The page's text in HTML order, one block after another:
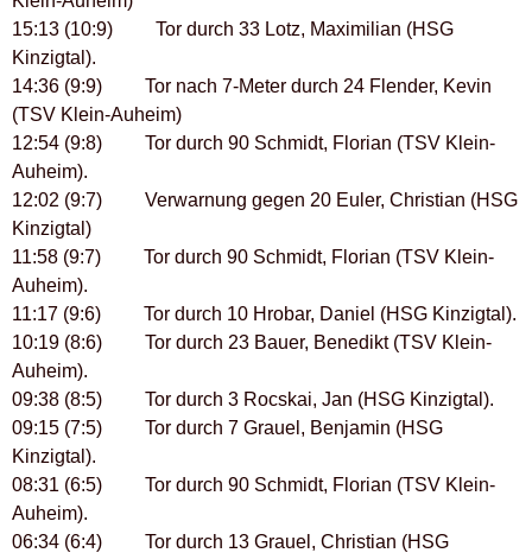
15:13 (10:9) Tor durch 33 Lotz, Maximilian (HSG
Kinzigtal).
14:36 (9:9) Tor nach 7-Meter durch 24 Flender, Kevin
(TSV Klein-Auheim)
12:54 (9:8) Tor durch 90 Schmidt, Florian (TSV Klein-
Auheim).
12:02 (9:7) Verwarnung gegen 20 Euler, Christian (HSG
Kinzigtal)
11:58 (9:7) Tor durch 90 Schmidt, Florian (TSV Klein-
Auheim).
11:17 (9:6) Tor durch 10 Hrobar, Daniel (HSG Kinzigtal).
10:19 (8:6) Tor durch 23 Bauer, Benedikt (TSV Klein-
Auheim).
09:38 (8:5) Tor durch 3 Rocskai, Jan (HSG Kinzigtal).
09:15 (7:5) Tor durch 7 Grauel, Benjamin (HSG
Kinzigtal).
08:31 (6:5) Tor durch 90 Schmidt, Florian (TSV Klein-
Auheim).
06:34 (6:4) Tor durch 13 Grauel, Christian (HSG